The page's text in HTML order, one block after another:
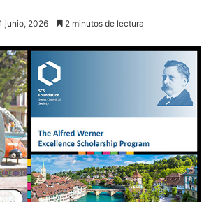
junio, 2026 2 minutos de lectura